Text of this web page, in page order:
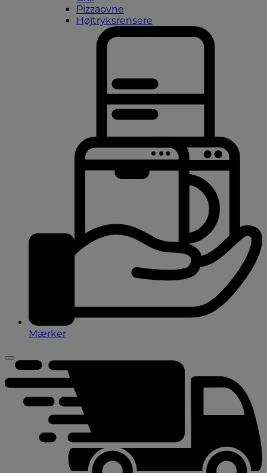
Pizzaovne
Højtryksrensere
Mærker